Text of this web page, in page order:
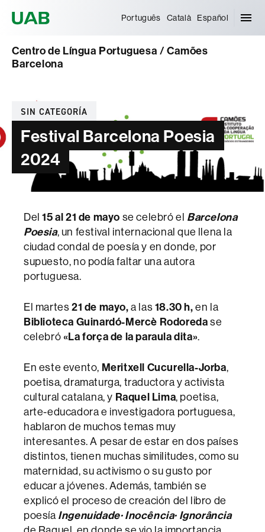
Português Català Español
Centro de Língua Portuguesa / Camões
Barcelona
Categorías
SIN CATEGORÍA
Festival Barcelona Poesia
2024
Del15 al 21 de mayo se celebró el Barcelona
Poesia, un festival internacional que llena la
ciudad condal de poesía y en donde, por
supuesto, no podía faltar una autora
portuguesa.
El martes21 de mayo,a las18.30 h,en la
Biblioteca Guinardó-Mercè Rodoredase
celebró «La força de la paraula dita».
En este evento, Meritxell Cucurella-Jorba,
poetisa, dramaturga, traductora y activista
cultural catalana, y Raquel Lima, poetisa,
arte-educadora e investigadora portuguesa,
hablaron de muchos temas muy
interesantes. A pesar de estar en dos países
distintos, tienen muchas similitudes, como su
maternidad, su activismo o su gusto por
educar a jóvenes. Además, también se
explicó el proceso de creación del libro de
poesía Ingenuidade· Inocência· Ignorância